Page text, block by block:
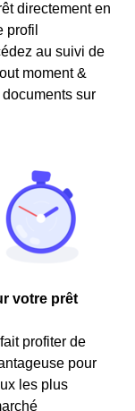
directement en
profil
au suivi de
moment &
sur
votre prêt
profiter de
pour
les plus